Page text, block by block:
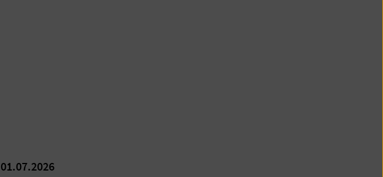
01.07.2026